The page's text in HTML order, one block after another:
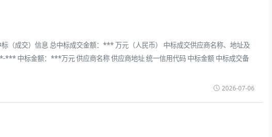
（成交）信息 总中标成交金额：*** 万元（人民币） 中标成交供应商名称、地址及
中标金额：***万元 供应商名称 供应商地址 统一信用代码 中标金额 中标成交备
2026-07-06